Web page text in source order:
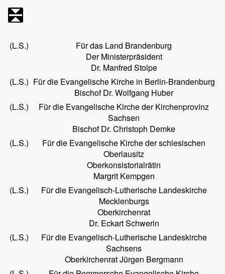
(L.S.)
Für das Land Brandenburg
Der Ministerpräsident
Dr. Manfred Stolpe
(L.S.) Für die Evangelische Kirche in Berlin-Brandenburg
Bischof Dr. Wolfgang Huber
(L.S.)
Für die Evangelische Kirche der Kirchenprovinz
Sachsen
Bischof Dr. Christoph Demke
(L.S.)
Für die Evangelische Kirche der schlesischen
Oberlausitz
Oberkonsistorialrätin
Margrit Kempgen
(L.S.)
Für die Evangelisch-Lutherische Landeskirche
Mecklenburgs
Oberkirchenrat
Dr. Eckart Schwerin
(L.S.)
Für die Evangelisch-Lutherische Landeskirche
Sachsens
Oberkirchenrat Jürgen Bergmann